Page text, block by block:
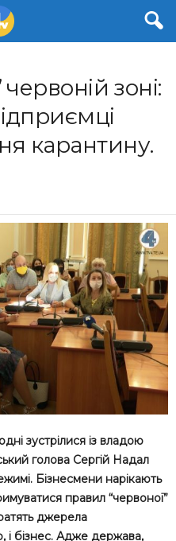
червоній зоні:
карантину.
зустрілися із владою
голова Сергій Надал
Бізнесмени нарікають
правил “червоної”
джерела
і бізнес. Адже держава,